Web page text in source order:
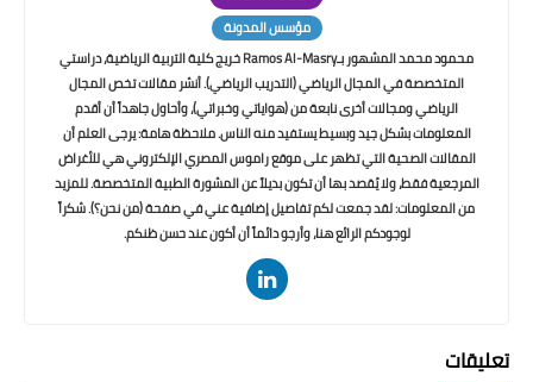
مؤسس المدونة
محمود محمد المشهور بـRamos Al-Masry خريج كلية التربية الرياضية، دراستي
المتخصصة في المجال الرياضي (التدريب الرياضي). أنشر مقالات تخص المجال
الرياضي ومجالات أخرى نابعة من (هواياتي وخبراتي)، وأحاول جاهداً أن أقدم
المعلومات بشكل جيد وبسيط يستفيد منه الناس. ملاحظة هامة: يرجى العلم أن
المقالات الصحية التي تظهر على موقع راموس المصري الإلكتروني هي للأغراض
المرجعية فقط، ولا يُقصد بها أن تكون بديلاً عن المشورة الطبية المتخصصة. للمزيد
من المعلومات: لقد جمعت لكم تفاصيل إضافية عني في صفحة (من نحن؟). شكراً
لوجودكم الرائع هنا، وأرجو دائماً أن أكون عند حسن ظنكم.
تعليقات